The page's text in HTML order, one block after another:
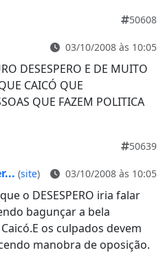
50608
03/10/2008 às 10:05
DESESPERO E DE MUITO
CAICÓ QUE
QUE FAZEM POLITICA
50639
(site) 03/10/2008 às 10:05
o DESESPERO iria falar
bagunçar a bela
os culpados devem
manobra de oposição.